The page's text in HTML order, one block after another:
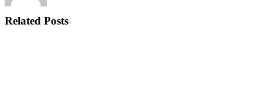
Related Posts